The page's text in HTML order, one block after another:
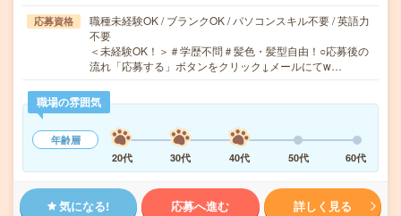
応募資格
職種未経験OK / ブランクOK / パソコンスキル不要 / 英語力
不要
＜未経験OK！＞＃学歴不問＃髪色・髪型自由！○応募後の
流れ「応募する」ボタンをクリック↓メールにてw…
職場の雰囲気
年齢層
20代
30代 40代 50代 60代
気になる! 応募へ進む 詳しく見る